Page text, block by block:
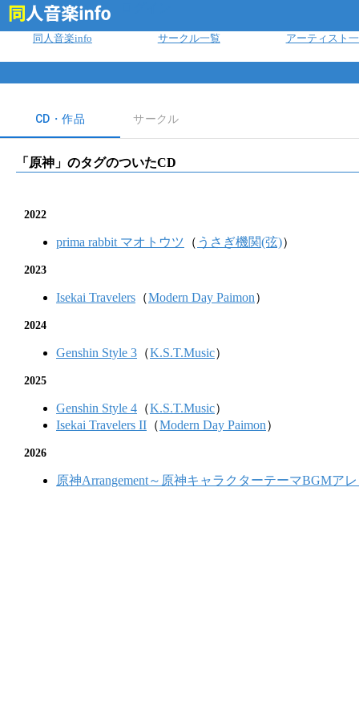
同人音楽info サークル一覧 アーティスト
CD・作品 サークル
「 原神 」のタグのついたCD
2022
prima rabbit マオトウツ （ うさぎ機関(弦)）
2023
Isekai Travelers （Modern Day Paimon）
2024
Genshin Style 3 （K.S.T.Music）
2025
Genshin Style 4 （K.S.T.Music）
Isekai Travelers II （Modern Day Paimon）
2026
原神Arrangement～原神キャラクターテーマBGMア